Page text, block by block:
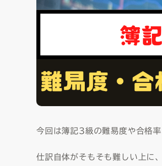
今回は簿記3級の難易度や合格
仕訳自体がそもそも難しい上に